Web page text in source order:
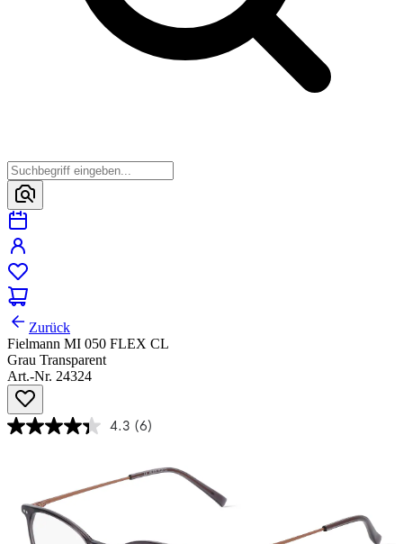
Zurück
Fielmann MI 050 FLEX CL
Grau Transparent
Art.-Nr. 24324
4.3 (6)